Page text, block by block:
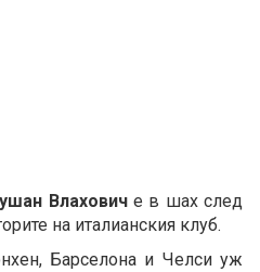
Влаховиче в шах след
на италианския клуб.
Барселона и Челси уж